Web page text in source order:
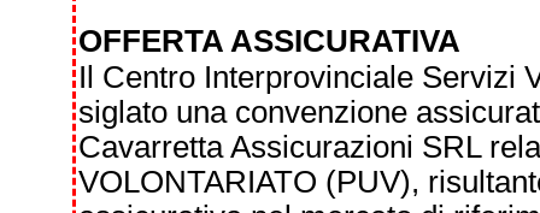
OFFERTA ASSICURATIVA
Il Centro Interprovinciale Servizi
siglato una convenzione
Cavarretta Assicurazioni SRL
VOLONTARIATO (PUV),